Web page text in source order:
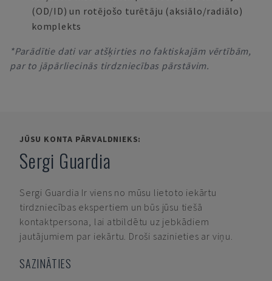
(OD/ID) un rotējošo turētāju (aksiālo/radiālo)
komplekts
*Parādītie dati var atšķirties no faktiskajām vērtībām,
par to jāpārliecinās tirdzniecības pārstāvim.
JŪSU KONTA PĀRVALDNIEKS:
Sergi Guardia
Sergi Guardia Ir viens no mūsu lietoto iekārtu
tirdzniecības ekspertiem un būs jūsu tiešā
kontaktpersona, lai atbildētu uz jebkādiem
jautājumiem par iekārtu. Droši sazinieties ar viņu.
SAZINĀTIES